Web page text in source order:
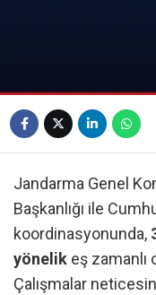
Jandarma Genel
Başkanlığı ile
koordinasyonunda,
yönelik eş
Çalışmalar